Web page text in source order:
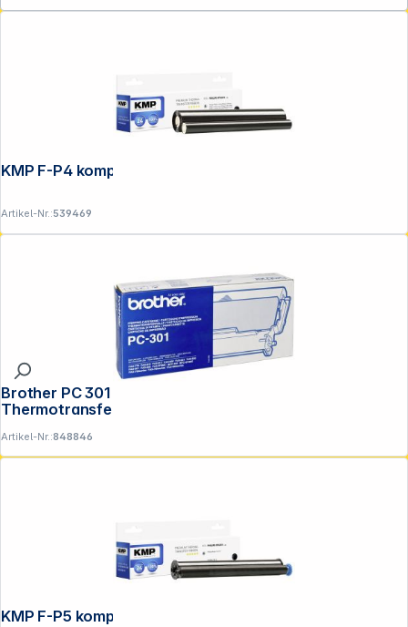
KMP F-P4 kompatibel mit Philips PFA 331
Artikel-Nr.:539469
Brother PC 301 Mehrfachkassette inkl.
Thermotransferrolle
Artikel-Nr.:848846
KMP F-P5 kompatibel mit Philips PFA 351